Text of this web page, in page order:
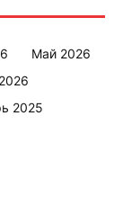
Май 2026
2025